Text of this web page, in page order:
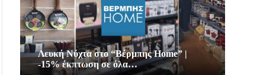
Λευκή Νύχτα στο “Βέρμπης Home” |
-15% έκπτωση σε όλα…